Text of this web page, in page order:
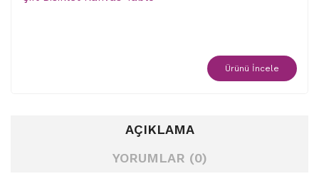
Ürünü İncele
AÇIKLAMA
YORUMLAR (0)